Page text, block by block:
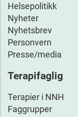
Helsepolitikk
Nyheter
Nyhetsbrev
Personvern
Presse/media
Terapifaglig
Terapier i NNH
Faggrupper